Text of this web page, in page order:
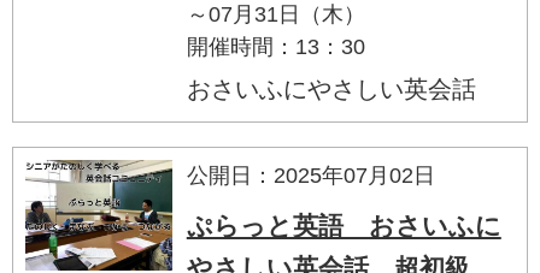
～07月31日（木）
開催時間：13：30
おさいふにやさしい英会話
公開日：2025年07月02日
ぷらっと英語 おさいふに
やさしい英会話 超初級